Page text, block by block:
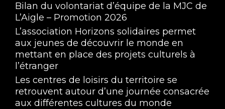
Bilan du volontariat d’équipe de la MJC de
L’Aigle – Promotion 2026
L’association Horizons solidaires permet
aux jeunes de découvrir le monde en
mettant en place des projets culturels à
l’étranger
Les centres de loisirs du territoire se
retrouvent autour d’une journée consacrée
aux différentes cultures du monde